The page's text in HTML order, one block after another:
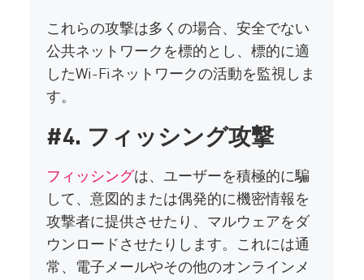
これらの攻撃は多くの場合、安全でない
公共ネットワークを標的とし、標的に適
したWi-Fiネットワークの活動を監視しま
す。
#4. フィッシング攻撃
フィッシングは、ユーザーを積極的に騙
して、意図的または偶発的に機密情報を
攻撃者に提供させたり、マルウェアをダ
ウンロードさせたりします。これには通
常、電子メールやその他のオンラインメ